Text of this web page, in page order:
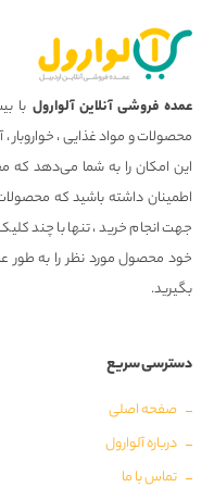
عمده فروشی آنلاین آلوارول با
محصولات و مواد غذایی ، خواروبار
این امکان را به شما می‌دهد که
اطمینان داشته باشید که
جهت انجام خرید ، تنها با چند
خود محصول مورد نظر را به طور
بگیرید.
دسترسی سریع
صفحه اصلی
درباره آلوارول
تماس با ما